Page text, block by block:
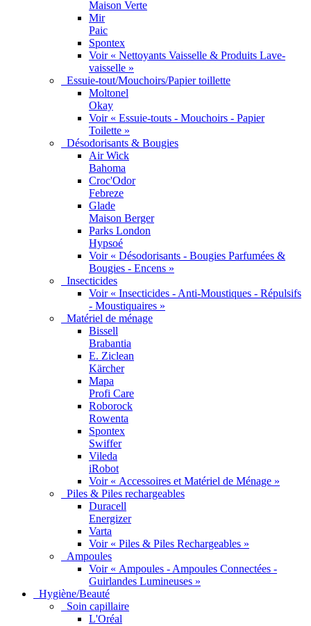
Maison Verte
Mir
Paic
Spontex
Voir « Nettoyants Vaisselle & Produits Lave-
vaisselle »
Essuie-tout/Mouchoirs/Papier toillette
Moltonel
Okay
Voir « Essuie-touts - Mouchoirs - Papier
Toilette »
Désodorisants & Bougies
Air Wick
Bahoma
Croc'Odor
Febreze
Glade
Maison Berger
Parks London
Hypsoé
Voir « Désodorisants - Bougies Parfumées &
Bougies - Encens »
Insecticides
Voir « Insecticides - Anti-Moustiques - Répulsifs
- Moustiquaires »
Matériel de ménage
Bissell
Brabantia
E. Ziclean
Kärcher
Mapa
Profi Care
Roborock
Rowenta
Spontex
Swiffer
Vileda
iRobot
Voir « Accessoires et Matériel de Ménage »
Piles & Piles rechargeables
Duracell
Energizer
Varta
Voir « Piles & Piles Rechargeables »
Ampoules
Voir « Ampoules - Ampoules Connectées -
Guirlandes Lumineuses »
Hygiène/Beauté
Soin capillaire
L'Oréal